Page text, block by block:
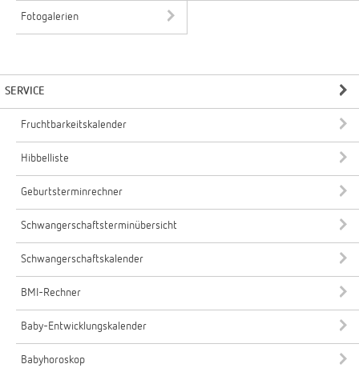
Fotogalerien
SERVICE
Fruchtbarkeitskalender
Hibbelliste
Geburtsterminrechner
Schwangerschaftsterminübersicht
Schwangerschaftskalender
BMI-Rechner
Baby-Entwicklungskalender
Babyhoroskop